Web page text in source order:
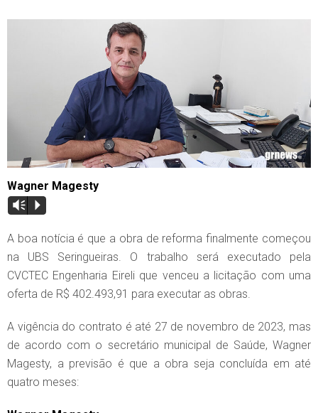
Wagner Magesty
Vm P
A boa notícia é que a obra de reforma finalmente começou
na UBS Seringueiras. O trabalho será executado pela
CVCTEC Engenharia Eireli que venceu a licitação com uma
oferta de R$ 402.493,91 para executar as obras.
A vigência do contrato é até 27 de novembro de 2023, mas
de acordo com o secretário municipal de Saúde, Wagner
Magesty, a previsão é que a obra seja concluída em até
quatro meses: